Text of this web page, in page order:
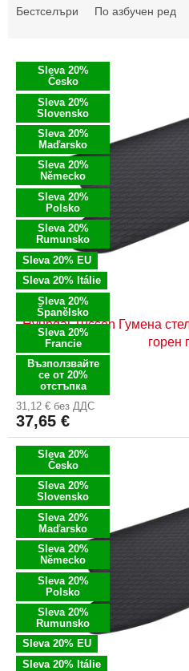
Бестселъри По азбучен ред
С
д
Sleva 20%
Česko
Sleva 20%
Slovensko
Sleva 20%
Maďarsko
Sleva 20%
Německo
Sleva 20%
Polsko
Sleva 20%
Rumunsko
Sleva 20% EU
Sleva 20% Itálie
Sleva 20%
Španělsko
Sleva 20%
Francie
Възползвайте
се от 20%
отстъпка
Hyundai Tucson Гумена
горен
31,12 € без ДДС
37,65 €
Sleva 20%
Česko
Sleva 20%
Slovensko
Sleva 20%
Maďarsko
Sleva 20%
Německo
Sleva 20%
Polsko
Sleva 20%
Rumunsko
Sleva 20% EU
Sleva 20% Itálie